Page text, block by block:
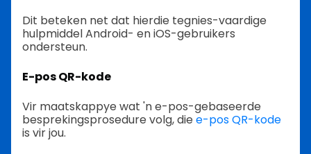
Dit beteken net dat hierdie tegnies-vaardige
hulpmiddel Android- en iOS-gebruikers
ondersteun.
E-pos QR-kode
Vir maatskappye wat 'n e-pos-gebaseerde
besprekingsprosedure volg, die e-pos QR-kode
is vir jou.